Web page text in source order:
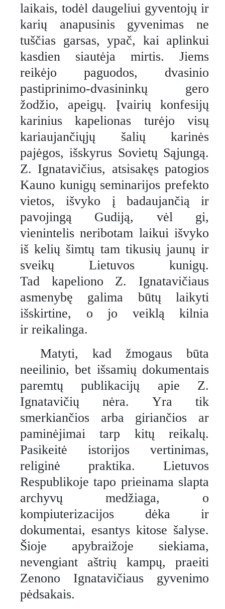
laikais, todėl daugeliui gyventojų ir
karių anapusinis gyvenimas ne
tuščias garsas, ypač, kai aplinkui
kasdien siautėja mirtis. Jiems
reikėjo paguodos, dvasinio
pastiprinimo-dvasininkų gero
žodžio, apeigų. Įvairių konfesijų
karinius kapelionas turėjo visų
kariaujančiųjų šalių karinės
pajėgos, išskyrus Sovietų Sąjungą.
Z. Ignatavičius, atsisakęs patogios
Kauno kunigų seminarijos prefekto
vietos, išvyko į badaujančią ir
pavojingą Gudiją, vėl gi,
vienintelis neribotam laikui išvyko
iš kelių šimtų tam tikusių jaunų ir
sveikų Lietuvos kunigų.
Tad kapeliono Z. Ignatavičiaus
asmenybę galima būtų laikyti
išskirtine, o jo veiklą kilnia
ir reikalinga.
Matyti, kad žmogaus būta
neeilinio, bet išsamių dokumentais
paremtų publikacijų apie Z.
Ignatavičių nėra. Yra tik
smerkiančios arba giriančios ar
paminėjimai tarp kitų reikalų.
Pasikeitė istorijos vertinimas,
religinė praktika. Lietuvos
Respublikoje tapo prieinama slapta
archyvų medžiaga, o
kompiuterizacijos dėka ir
dokumentai, esantys kitose šalyse.
Šioje apybraižoje siekiama,
nevengiant aštrių kampų, praeiti
Zenono Ignatavičiaus gyvenimo
pėdsakais.